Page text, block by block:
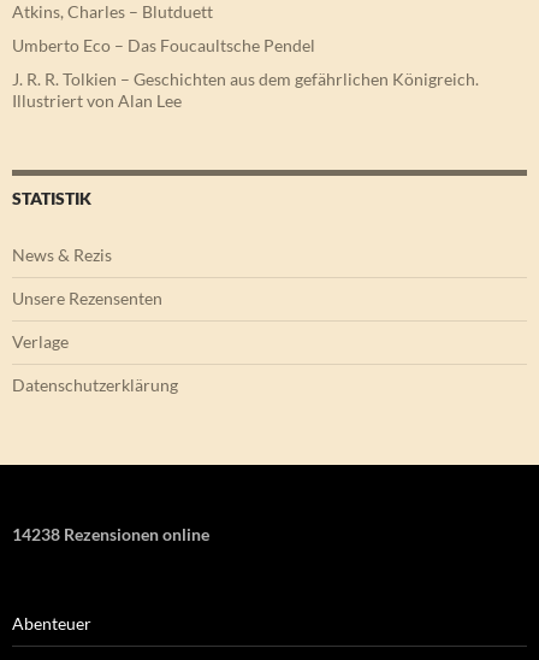
Atkins, Charles – Blutduett
Umberto Eco – Das Foucaultsche Pendel
J. R. R. Tolkien – Geschichten aus dem gefährlichen Königreich.
Illustriert von Alan Lee
STATISTIK
News & Rezis
Unsere Rezensenten
Verlage
Datenschutzerklärung
14238 Rezensionen online
Abenteuer